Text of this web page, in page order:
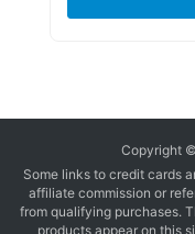
Copyright
Some links to credit cards
affiliate commission or
from qualifying purchases.
products appear on this